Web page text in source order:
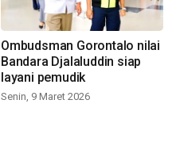
Ombudsman Gorontalo nilai
Bandara Djalaluddin siap
layani pemudik
Senin, 9 Maret 2026